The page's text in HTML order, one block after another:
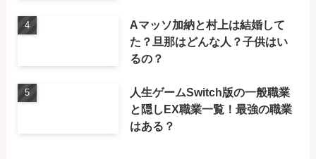
Aマッソ加納と村上は結婚して
た？旦那はどんな人？子供はい
るの？
人生ゲームSwitch版の一般職業
と隠しEX職業一覧！最強の職業
はある？